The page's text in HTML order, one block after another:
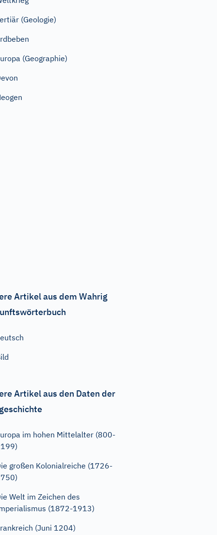
(Geologie)
(Geographie)
Artikel aus dem Wahrig
Artikel aus den Daten der
im hohen Mittelalter (800-
großen Kolonialreiche (1726-
Welt im Zeichen des
(1872-1913)
(Juni 1204)